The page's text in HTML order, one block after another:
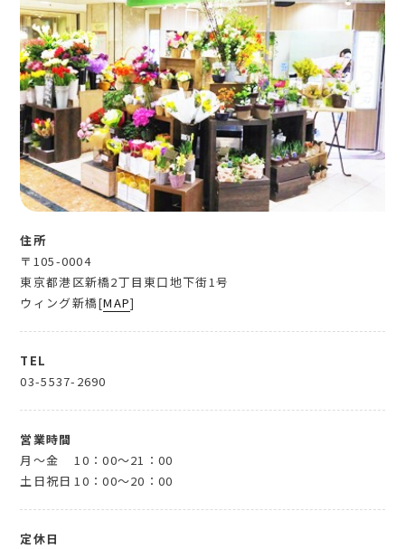
住所
〒105-0004
東京都港区新橋2丁目東口地下街1号
ウィング新橋[MAP]
TEL
03-5537-2690
営業時間
月～金
10：00～21：00
土日祝日 10：00～20：00
定休日